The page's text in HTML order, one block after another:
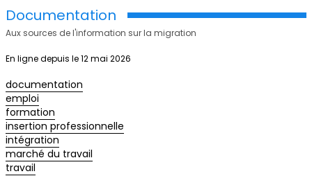
Documentation
Aux sources de l'information sur la migration
En ligne depuis le 12 mai 2026
documentation
emploi
formation
insertion professionnelle
intégration
marché du travail
travail